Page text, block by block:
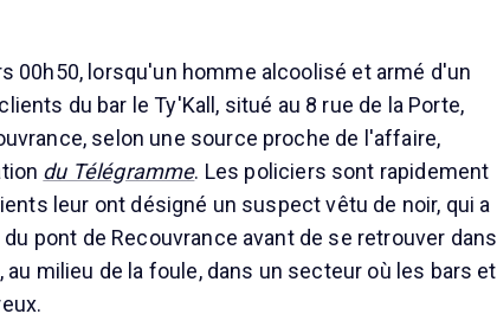
00h50, lorsqu'un homme alcoolisé et armé d'un
du bar le Ty'Kall, situé au 8 rue de la Porte,
selon une source proche de l'affaire,
du Télégramme. Les policiers sont rapidement
leur ont désigné un suspect vêtu de noir, qui a
pont de Recouvrance avant de se retrouver dans
au milieu de la foule, dans un secteur où les bars et